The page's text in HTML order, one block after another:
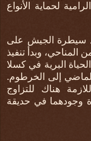
لحماية الأنواع
سيطرة الجيش على
المناحي، وبدأ تنفيذ
البرية في كسلا
إلى الخرطوم.
هناك للتزاوج
وجودهما في حديقة